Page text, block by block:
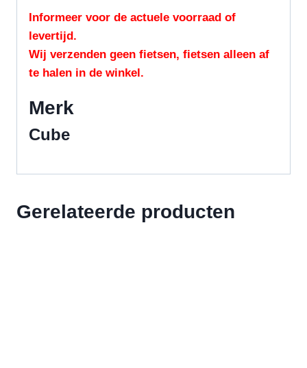
Informeer voor de actuele voorraad of
levertijd.
Wij verzenden geen fietsen, fietsen alleen af
te halen in de winkel.
Merk
Cube
Gerelateerde producten